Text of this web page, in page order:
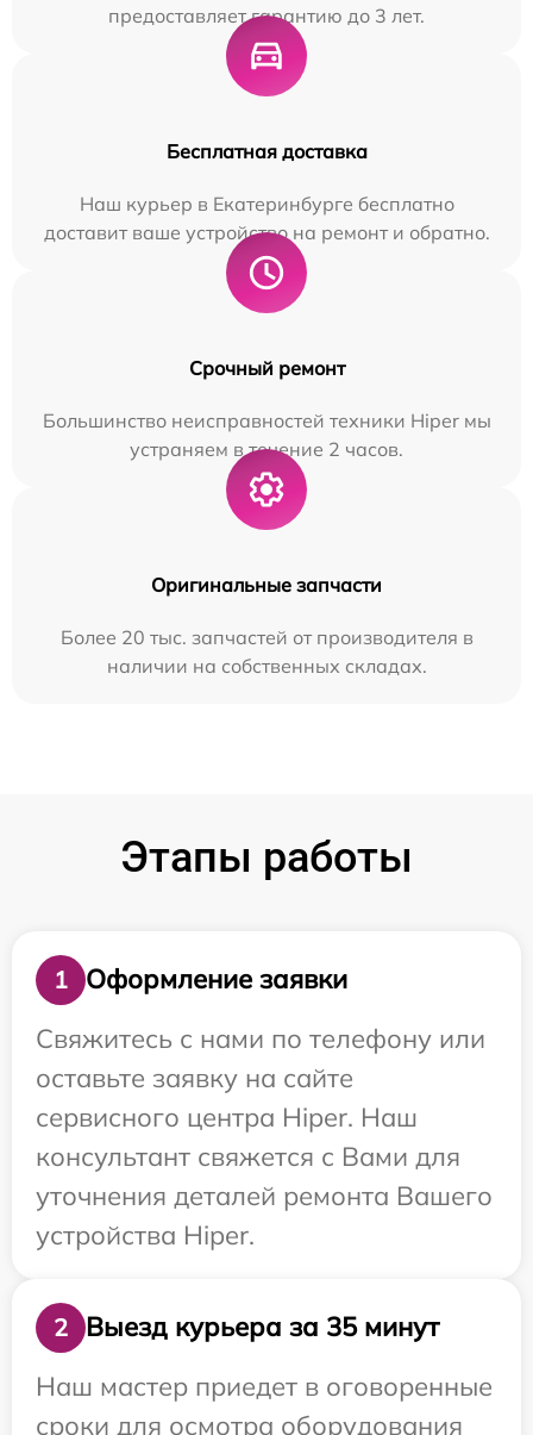
предоставляет гарантию до 3 лет.
Бесплатная доставка
Наш курьер в Екатеринбурге бесплатно
доставит ваше устройство на ремонт и обратно.
Срочный ремонт
Большинство неисправностей техники Hiper мы
устраняем в течение 2 часов.
Оригинальные запчасти
Более 20 тыс. запчастей от производителя в
наличии на собственных складах.
Этапы работы
1
Оформление заявки
Свяжитесь с нами по телефону или
оставьте заявку на сайте
сервисного центра Hiper. Наш
консультант свяжется с Вами для
уточнения деталей ремонта Вашего
устройства Hiper.
2
Выезд курьера за 35 минут
Наш мастер приедет в оговоренные
сроки для осмотра оборудования